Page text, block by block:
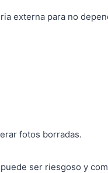
externa para no
fotos borradas.
ser riesgoso y